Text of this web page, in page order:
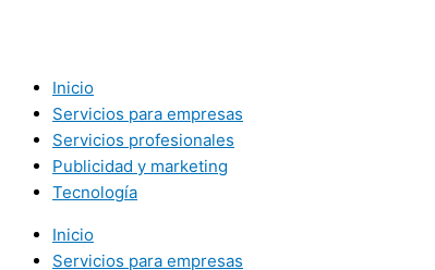
Inicio
Servicios para empresas
Servicios profesionales
Publicidad y marketing
Tecnología
Inicio
Servicios para empresas